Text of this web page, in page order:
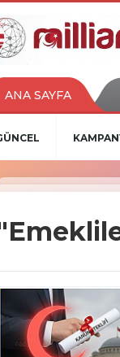
ANA SAYFA